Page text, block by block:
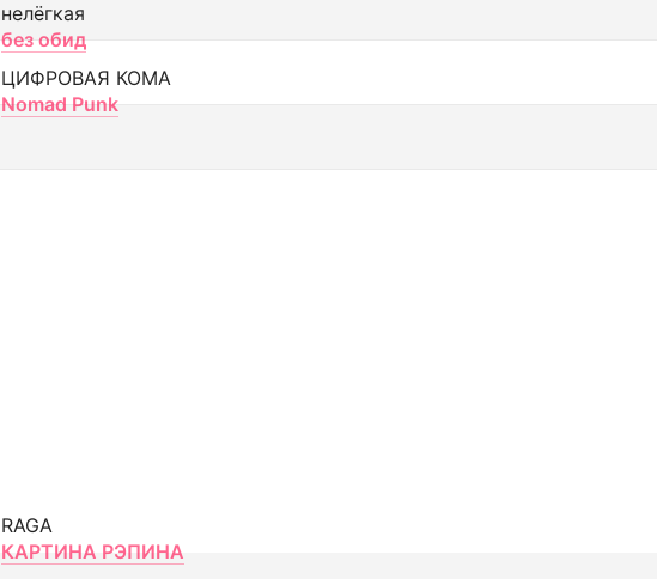
нелёгкая
без обид
ЦИФРОВАЯ КОМА
Nomad Punk
RAGA
КАРТИНА РЭПИНА